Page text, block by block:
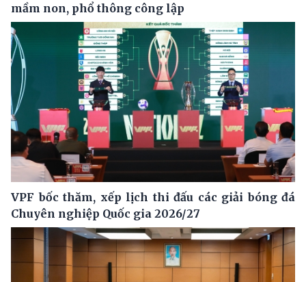
mầm non, phổ thông công lập
VPF bốc thăm, xếp lịch thi đấu các giải bóng đá
Chuyên nghiệp Quốc gia 2026/27